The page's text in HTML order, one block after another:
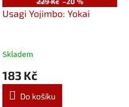
Usagi Yojimbo: Yokai
Skladem
183 Kč
Do košíku